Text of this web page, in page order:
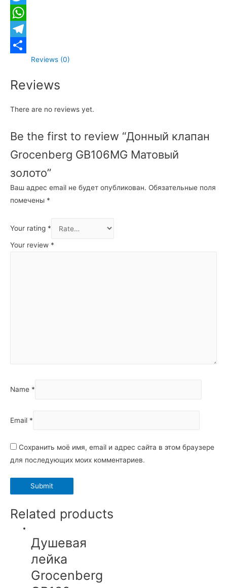
quantity
Twitter
WhatsApp
Telegram
ОтправитьReviews (0)
Reviews
There are no reviews yet.
Be the first to review “Донный клапан
Grocenberg GB106MG Матовый
золото”
Ваш адрес email не будет опубликован. Обязательные поля
помечены *
Your rating *
Your review *
Name *
Email *
Сохранить моё имя, email и адрес сайта в этом браузере
для последующих моих комментариев.
Related products
Душевая
лейка
Grocenberg